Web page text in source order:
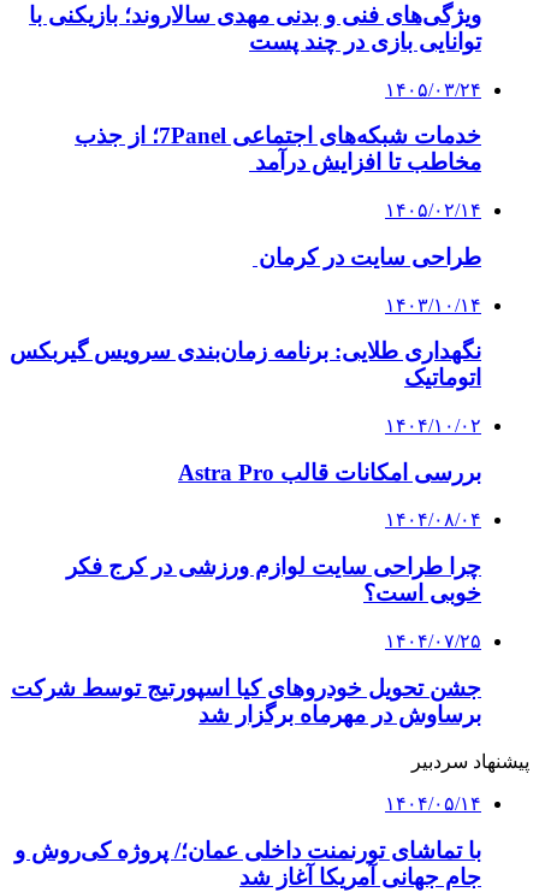
ویژگی‌های فنی و بدنی مهدی سالاروند؛ بازیکنی با
توانایی بازی در چند پست
۱۴۰۵/۰۳/۲۴
خدمات شبکه‌های اجتماعی 7Panel؛ از جذب
مخاطب تا افزایش درآمد
۱۴۰۵/۰۲/۱۴
طراحی سایت در کرمان
۱۴۰۳/۱۰/۱۴
نگهداری طلایی: برنامه زمان‌بندی سرویس گیربکس
اتوماتیک
۱۴۰۴/۱۰/۰۲
بررسی امکانات قالب Astra Pro
۱۴۰۴/۰۸/۰۴
چرا طراحی سایت لوازم ورزشی در کرج فکر
خوبی است؟
۱۴۰۴/۰۷/۲۵
جشن تحویل خودروهای کیا اسپورتیج توسط شرکت
برساوش در مهرماه برگزار شد
پیشنهاد سردبیر
۱۴۰۴/۰۵/۱۴
با تماشای تورنمنت داخلی عمان؛/ پروژه کی‌روش و
جام جهانی آمریکا آغاز شد